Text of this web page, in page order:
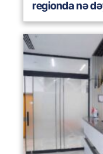
regionda nə